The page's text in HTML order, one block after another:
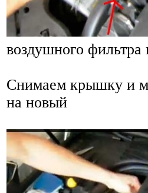
воздушного
Снимаем крышку и
на новый